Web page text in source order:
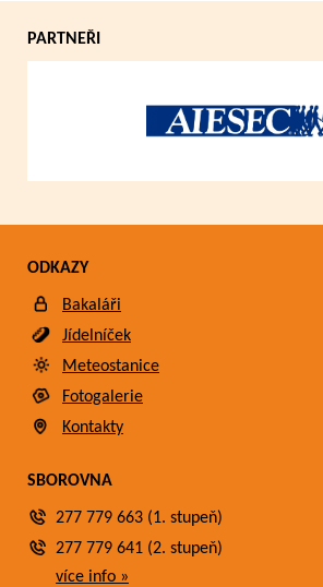
PARTNEŘI
ODKAZY
Bakaláři
Jídelníček
Meteostanice
Fotogalerie
Kontakty
SBOROVNA
277 779 663 (1. stupeň)
277 779 641 (2. stupeň)
více info »